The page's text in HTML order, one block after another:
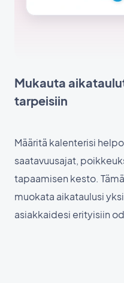
Mukauta
tarpeisiin
Määritä kalenterisi
saatavuusajat,
tapaamisen kesto.
muokata aikataulusi
asiakkaidesi erityisiin